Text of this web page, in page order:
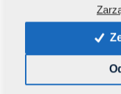
Tą część można
KOMPAKTOMAT